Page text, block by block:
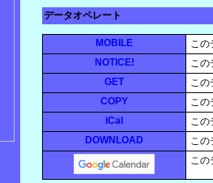
データオペレート
MOBILE
この
NOTICE!
この
GET
この
COPY
この
iCal
この
DOWNLOAD
この
この